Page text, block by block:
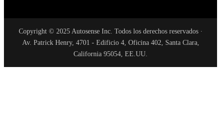
Copyright © 2025 Autosense Inc. Todos los derechos reservados ·
Av. Patrick Henry, 4701 - Edificio 4, Oficina 402, Santa Clara,
California 95054, EE.UU.